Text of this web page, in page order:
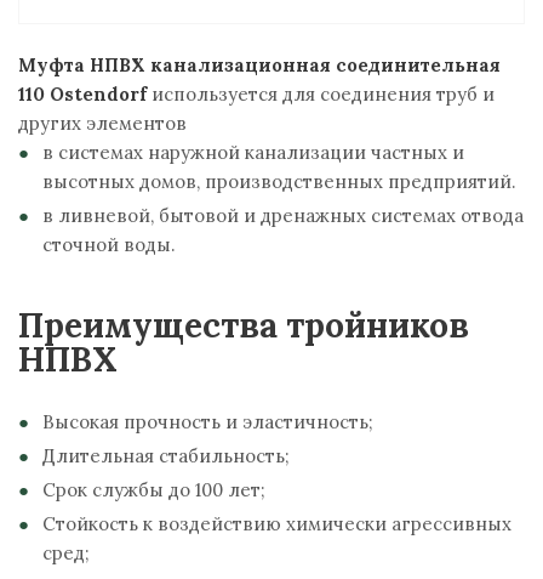
Муфта НПВХ канализационная соединительная
110 Ostendorfиспользуется для соединения труб и
других элементов
в системах наружной канализации частных и
высотных домов, производственных предприятий.
в ливневой, бытовой и дренажных системах отвода
сточной воды.
Преимущества тройников
НПВХ
Высокая прочность и эластичность;
Длительная стабильность;
Срок службы до 100 лет;
Стойкость к воздействию химически агрессивных
сред;